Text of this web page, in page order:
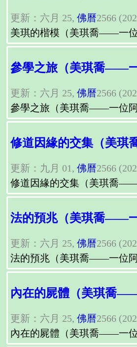
更新：六月 25, 佛曆2566
美琪的楷模（美琪喬——一位
參學之旅（美琪喬——一
更新：六月 25, 佛曆2566
參學之旅（美琪喬——一位阿
修道因緣的交集（美琪
更新：九月 01, 佛曆2566
修道因緣的交集（美琪喬——
法的預兆（美琪喬——一
更新：六月 25, 佛曆2566
法的預兆（美琪喬——一位阿
內在的屍體（美琪喬
更新：六月 25, 佛曆2566
內在的屍體（美琪喬——一位